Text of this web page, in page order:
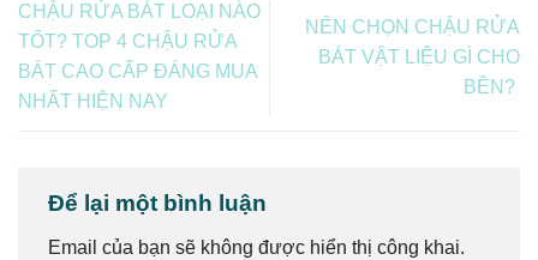
CHẬU RỬA BÁT LOẠI NÀO
TỐT? TOP 4 CHẬU RỬA
BÁT CAO CẤP ĐÁNG MUA
NHẤT HIỆN NAY
NÊN CHỌN CHẬU RỬA
BÁT VẬT LIỆU GÌ CHO
BỀN?
Để lại một bình luận
Email của bạn sẽ không được hiển thị công khai.